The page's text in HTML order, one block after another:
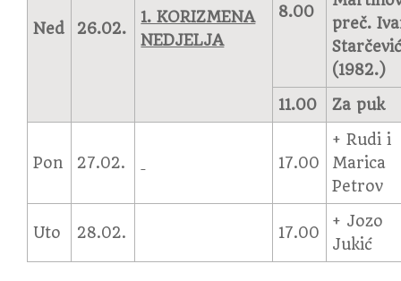
Ned 26.02.
1. KORIZMENA
NEDJELJA
8.00
preč.
(1982.)
11.00
Za puk
Pon 27.02. 17.00
+ Rudi i
Marica
Petrov
Uto 28.02. 17.00
+ Jozo
Jukić